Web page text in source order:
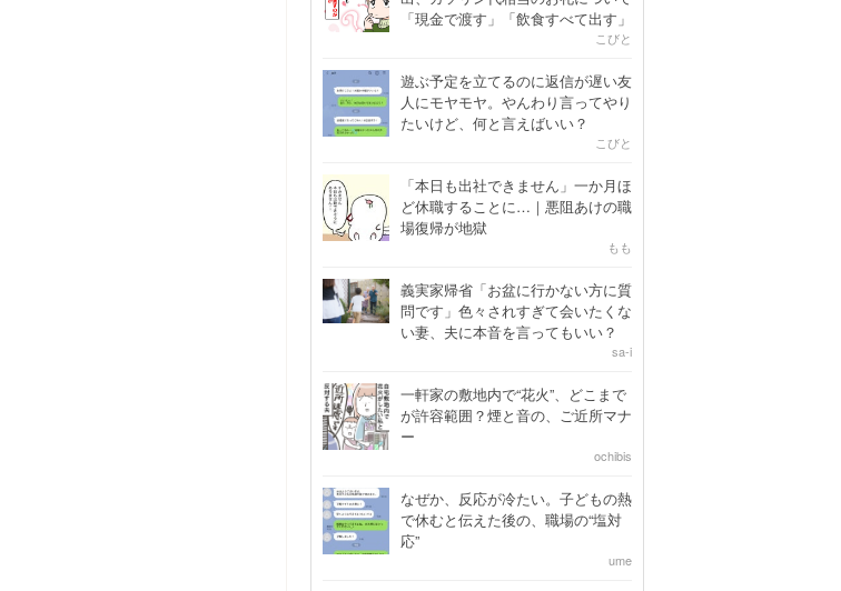
「現金で渡す」「飲食すべて出す」
こびと
遊ぶ予定を立てるのに返信が遅い友
人にモヤモヤ。やんわり言ってやり
たいけど、何と言えばいい？
こびと
「本日も出社できません」一か月ほ
ど休職することに…｜悪阻あけの職
場復帰が地獄
もも
義実家帰省「お盆に行かない方に質
問です」色々されすぎて会いたくな
い妻、夫に本音を言ってもいい？
sa-i
一軒家の敷地内で“花火”、どこまで
が許容範囲？煙と音の、ご近所マナ
ー
ochibis
なぜか、反応が冷たい。子どもの熱
で休むと伝えた後の、職場の“塩対
応”
ume